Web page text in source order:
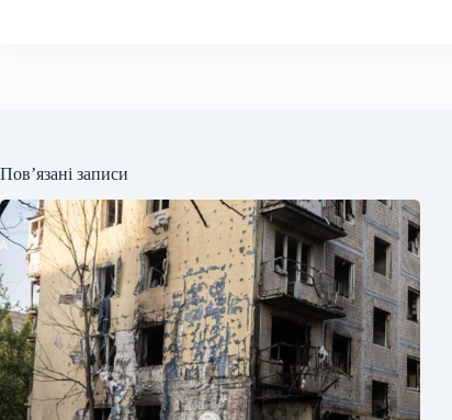
Пов’язані записи